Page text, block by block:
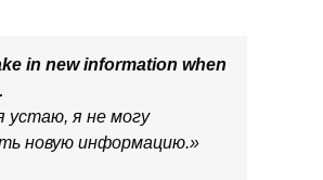
in new information when
устаю, я не могу
новую информацию.»